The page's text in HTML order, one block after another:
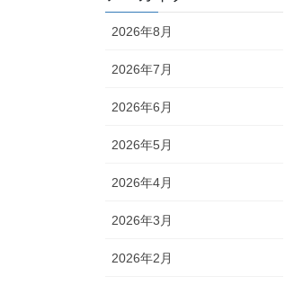
2026年8月
2026年7月
2026年6月
2026年5月
2026年4月
2026年3月
2026年2月